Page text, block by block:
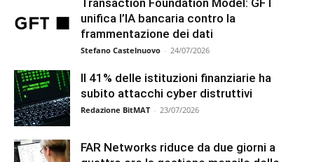
unifica l’IA bancaria contro la
frammentazione dei dati
Stefano Castelnuovo - 24/07/2026
Il 41% delle istituzioni finanziarie ha
subito attacchi cyber distruttivi
Redazione BitMAT - 23/07/2026
FAR Networks riduce da due giorni a